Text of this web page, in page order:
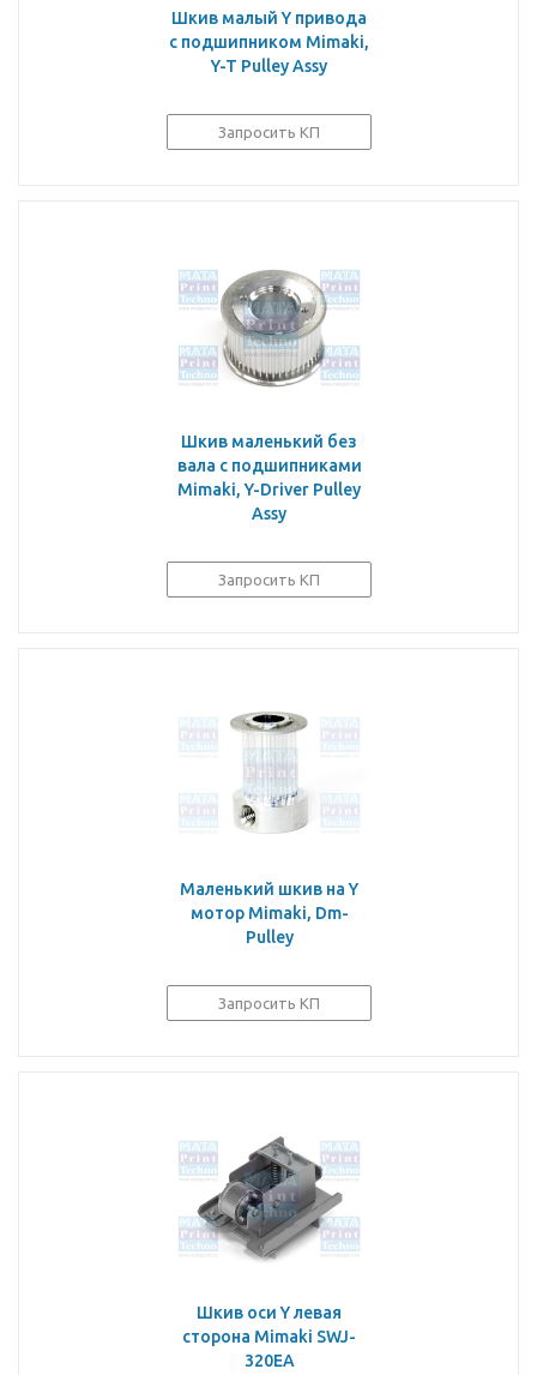
Шкив малый Y привода
с подшипником Mimaki,
Y-T Pulley Assy
Запросить КП
Шкив маленький без
вала с подшипниками
Mimaki, Y-Driver Pulley
Assy
Запросить КП
Маленький шкив на Y
мотор Mimaki, Dm-
Pulley
Запросить КП
Шкив оси Y левая
сторона Mimaki SWJ-
320EA